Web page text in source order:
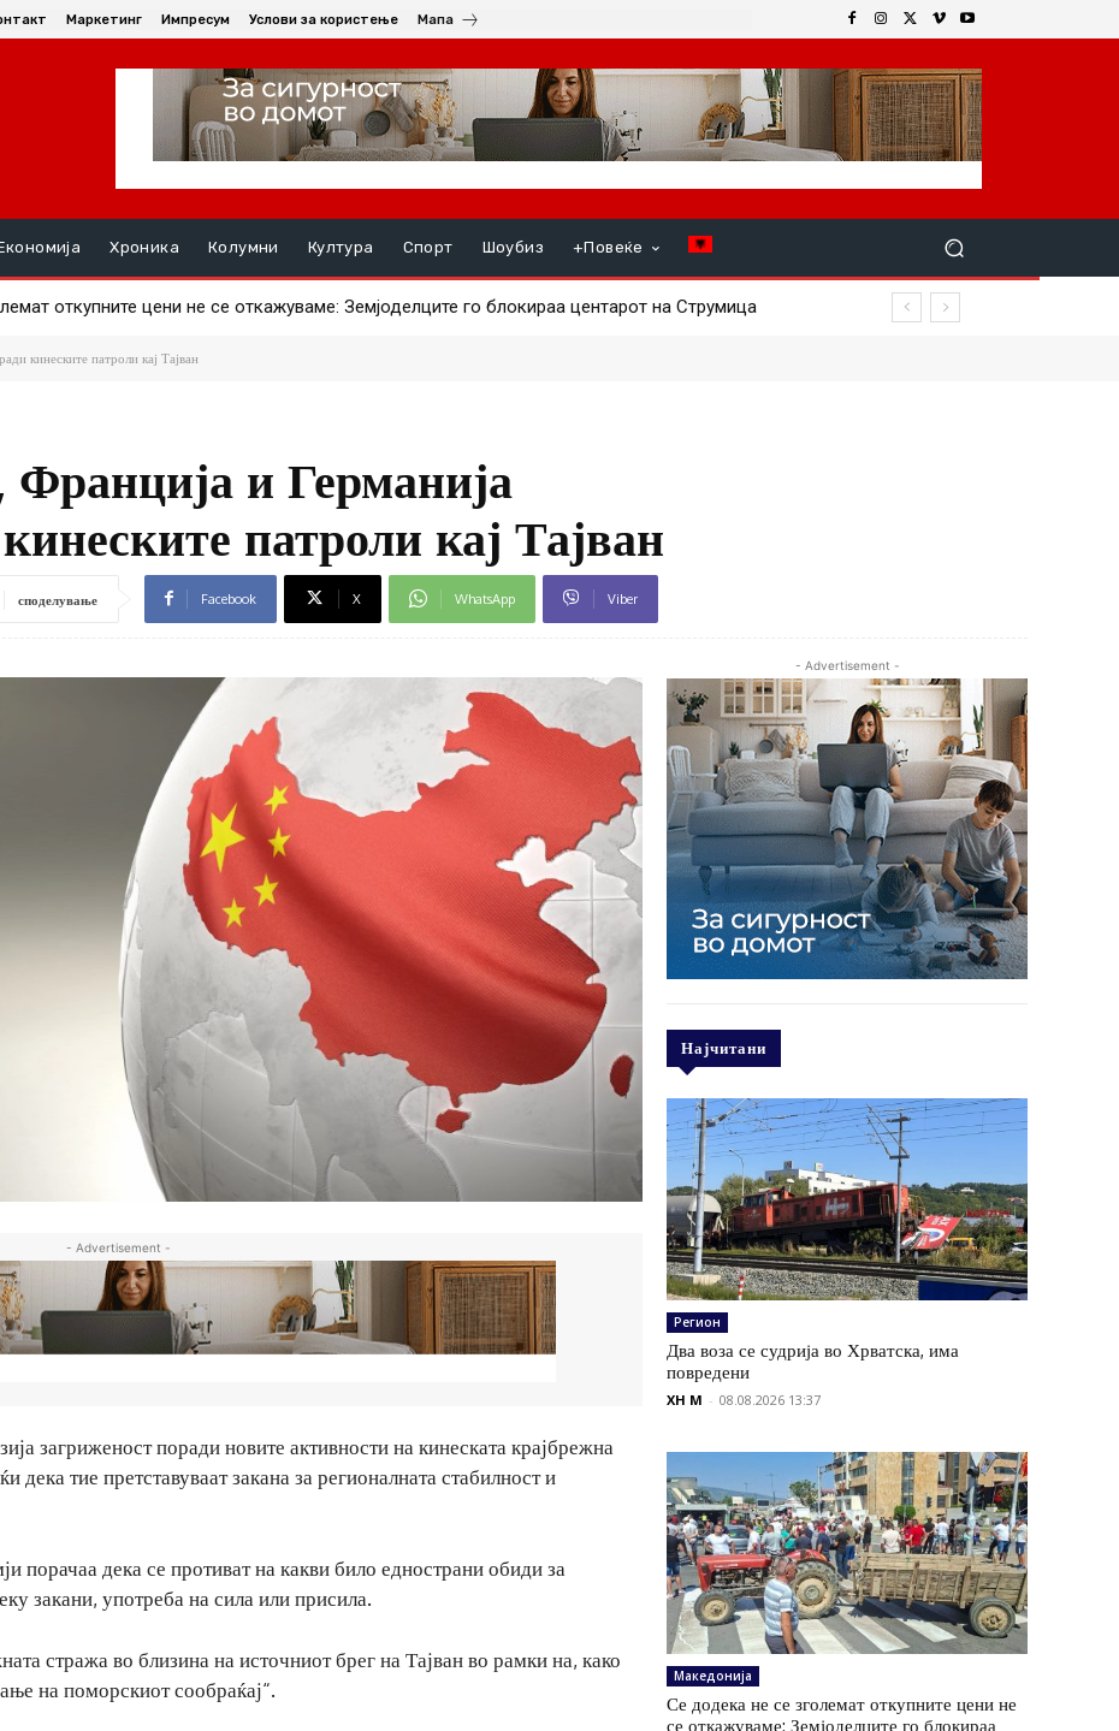
Маркетинг Импресум Услови за користење Мапа
Хроника Колумни Култура Спорт Шоубиз +Повеќе
откупните цени не се откажуваме: Земјоделците го блокираа центарот на Струмица
прави ајвар – што за штипјани е поисплатливо?
кинеските патроли кај Тајван
и Германија
патроли кај Тајван
споделување Facebook X WhatsApp Viber
- Advertisement -
загриженост поради новите активности на кинеската крајбрежна
дека тие претставуваат закана за регионалната стабилност и
порачаа дека се противат на какви било еднострани обиди за
закани, употреба на сила или присила.
стража во близина на источниот брег на Тајван во рамки на, како
на поморскиот сообраќај“.
- Advertisement -
Најчитани
Регион
Два воза се судрија во Хрватска, има
повредени
XH M - 08.08.2026 13:37
Македонија
Се додека не се зголемат откупните цени не
се откажуваме: Земјоделците го блокираа